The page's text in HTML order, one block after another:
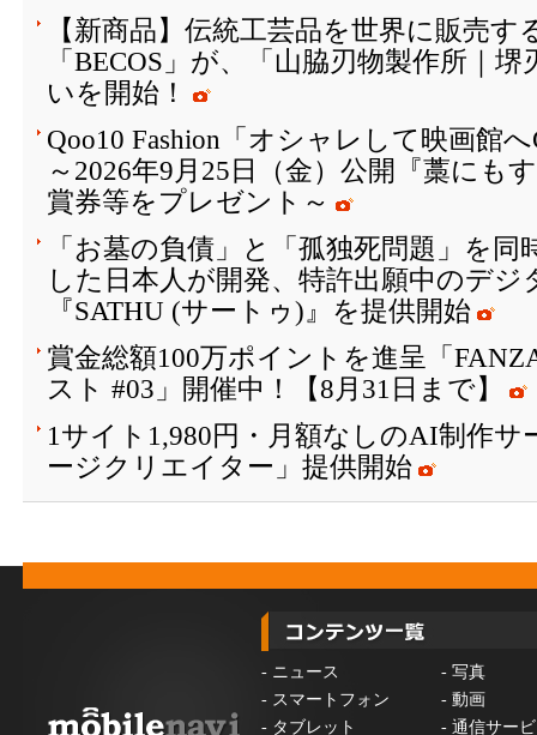
【新商品】伝統工芸品を世界に販売す
「BECOS」が、「山脇刃物製作所｜
いを開始！
Qoo10 Fashion「オシャレして映画館
～2026年9月25日（金）公開『藁にも
賞券等をプレゼント～
「お墓の負債」と「孤独死問題」を
した日本人が開発、特許出願中のデジ
『SATHU (サートゥ)』を提供開始
賞金総額100万ポイントを進呈「
スト #03」開催中！【8月31日まで】
1サイト1,980円・月額なしのAI制作
ージクリエイター」提供開始
- ニュース - 写真
- スマートフォン - 動画
- タブレット - 通信サー